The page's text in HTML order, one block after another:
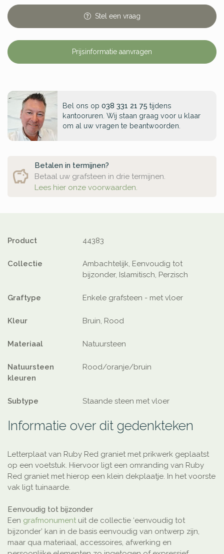
Stel een vraag
Prijsinformatie aanvragen
Bel ons op 038 331 21 75 tijdens
kantooruren. Wij staan graag voor u klaar
om al uw vragen te beantwoorden.
Betalen in termijnen?
Betaal uw grafsteen in drie termijnen.
Lees hier onze voorwaarden.
Product 44383
Collectie
Ambachtelijk, Eenvoudig tot
bijzonder, Islamitisch, Perzisch
Graftype Enkele grafsteen - met vloer
Kleur Bruin, Rood
Materiaal Natuursteen
Natuursteen
kleuren
Rood/oranje/bruin
Subtype Staande steen met vloer
Informatie over dit gedenkteken
Letterplaat van Ruby Red graniet met prikwerk geplaatst
op een voetstuk. Hiervoor ligt een omranding van Ruby
Red graniet met hierop een klein dekplaatje. In het voorste
vak ligt tuinaarde.
Eenvoudig tot bijzonder
Een grafmonument uit de collectie ‘eenvoudig tot
bijzonder’ kan in de basis eenvoudig van ontwerp zijn,
maar qua materiaal, accessoires, afwerking en